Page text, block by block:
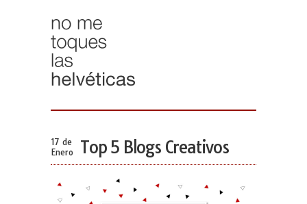
17 de
Enero
Top 5 Blogs Creativos